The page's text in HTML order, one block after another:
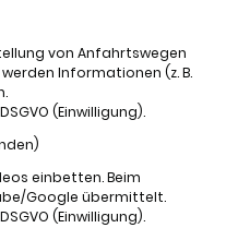
von Anfahrtswegen
Informationen (z. B.
(Einwilligung).
einbetten. Beim
Google übermittelt.
(Einwilligung).